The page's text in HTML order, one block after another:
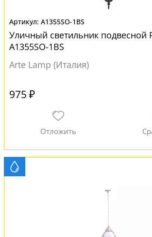
A1355SO-1BS
Уличный светильник подвесной
A1355SO-1BS
Arte Lamp (Италия)
975 ₽